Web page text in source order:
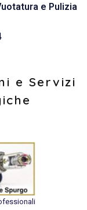
e Pulizia
e Servizi